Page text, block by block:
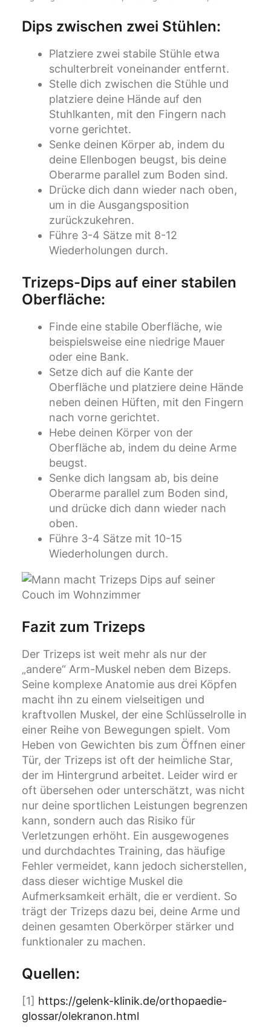
Dips zwischen zwei Stühlen:
Platziere zwei stabile Stühle etwa
schulterbreit voneinander entfernt.
Stelle dich zwischen die Stühle und
platziere deine Hände auf den
Stuhlkanten, mit den Fingern nach
vorne gerichtet.
Senke deinen Körper ab, indem du
deine Ellenbogen beugst, bis deine
Oberarme parallel zum Boden sind.
Drücke dich dann wieder nach oben,
um in die Ausgangsposition
zurückzukehren.
Führe 3-4 Sätze mit 8-12
Wiederholungen durch.
Trizeps-Dips auf einer stabilen
Oberfläche:
Finde eine stabile Oberfläche, wie
beispielsweise eine niedrige Mauer
oder eine Bank.
Setze dich auf die Kante der
Oberfläche und platziere deine Hände
neben deinen Hüften, mit den Fingern
nach vorne gerichtet.
Hebe deinen Körper von der
Oberfläche ab, indem du deine Arme
beugst.
Senke dich langsam ab, bis deine
Oberarme parallel zum Boden sind,
und drücke dich dann wieder nach
oben.
Führe 3-4 Sätze mit 10-15
Wiederholungen durch.
Fazit zum Trizeps
Der Trizeps ist weit mehr als nur der
„andere“ Arm-Muskel neben dem Bizeps.
Seine komplexe Anatomie aus drei Köpfen
macht ihn zu einem vielseitigen und
kraftvollen Muskel, der eine Schlüsselrolle in
einer Reihe von Bewegungen spielt. Vom
Heben von Gewichten bis zum Öffnen einer
Tür, der Trizeps ist oft der heimliche Star,
der im Hintergrund arbeitet. Leider wird er
oft übersehen oder unterschätzt, was nicht
nur deine sportlichen Leistungen begrenzen
kann, sondern auch das Risiko für
Verletzungen erhöht. Ein ausgewogenes
und durchdachtes Training, das häufige
Fehler vermeidet, kann jedoch sicherstellen,
dass dieser wichtige Muskel die
Aufmerksamkeit erhält, die er verdient. So
trägt der Trizeps dazu bei, deine Arme und
deinen gesamten Oberkörper stärker und
funktionaler zu machen.
Quellen:
[1] https://gelenk-klinik.de/orthopaedie-
glossar/olekranon.html